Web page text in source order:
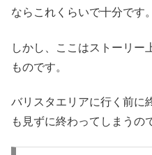
ならこれくらいで十分です。
しかし、ここはストーリー
ものです。
バリスタエリアに行く前に
も見ずに終わってしまうの